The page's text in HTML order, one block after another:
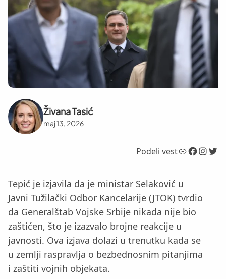
Živana Tasić
maj 13, 2026
Podeli vestLink Facebook InstagramTwitter
Tepić je izjavila da je ministar Selaković u
Javni Tužilački Odbor Kancelarije (JTOK) tvrdio
da Generalštab Vojske Srbije nikada nije bio
zaštićen, što je izazvalo brojne reakcije u
javnosti. Ova izjava dolazi u trenutku kada se
u zemlji raspravlja o bezbednosnim pitanjima
i zaštiti vojnih objekata.